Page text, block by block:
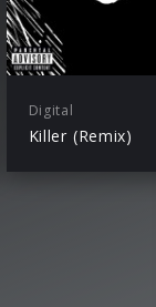
Digital
Killer (Remix)